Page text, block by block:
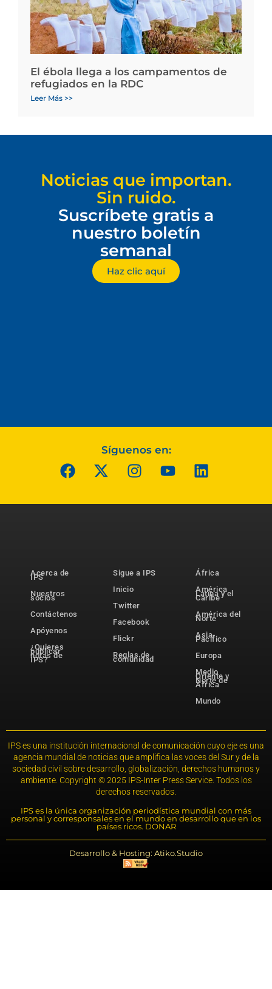
El ébola llega a los campamentos de
refugiados en la RDC
Leer Más >>
Noticias que importan.
Sin ruido.
Suscríbete gratis a
nuestro boletín
semanal
Haz clic aquí
Síguenos en:
Acerca de
IPS
Nuestros
socios
Contáctenos
Apóyenos
¿Quieres
publicar
notas de
IPS?
Sigue a IPS
Inicio
Twitter
Facebook
Flickr
Reglas de
comunidad
África
América
Latina y el
Caribe
América del
Norte
Asia-
Pacífico
Europa
Medio
Oriente y
Norte de
África
Mundo
IPS es una institución internacional de comunicación cuyo eje es una
agencia mundial de noticias que amplifica las voces del Sur y de la
sociedad civil sobre desarrollo, globalización, derechos humanos y
ambiente. Copyright © 2025 IPS-Inter Press Service. Todos los
derechos reservados.
IPS es la única organización periodística mundial con más
personal y corresponsales en el mundo en desarrollo que en los
países ricos. DONAR
Desarrollo & Hosting: Atiko.Studio